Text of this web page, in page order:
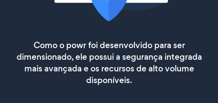
Como o powr foi desenvolvido para ser
dimensionado, ele possui a segurança integrada
mais avançada e os recursos de alto volume
disponíveis.